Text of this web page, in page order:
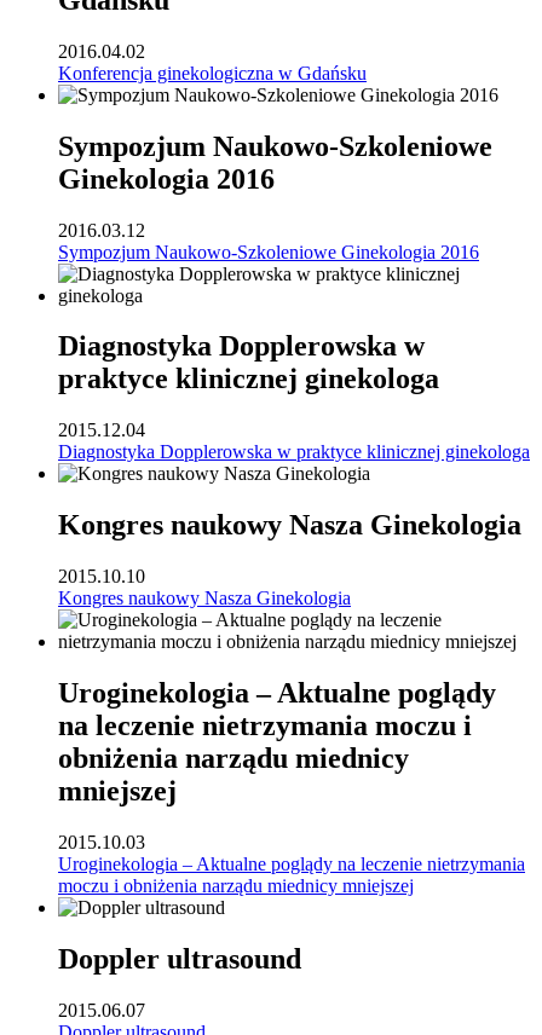
2016.04.02
Konferencja ginekologiczna w Gdańsku
Sympozjum Naukowo-Szkoleniowe
Ginekologia 2016
2016.03.12
Sympozjum Naukowo-Szkoleniowe Ginekologia 2016
Diagnostyka Dopplerowska w
praktyce klinicznej ginekologa
2015.12.04
Diagnostyka Dopplerowska w praktyce klinicznej ginekologa
Kongres naukowy Nasza Ginekologia
2015.10.10
Kongres naukowy Nasza Ginekologia
Uroginekologia – Aktualne poglądy
na leczenie nietrzymania moczu i
obniżenia narządu miednicy
mniejszej
2015.10.03
Uroginekologia – Aktualne poglądy na leczenie nietrzymania
moczu i obniżenia narządu miednicy mniejszej
Doppler ultrasound
2015.06.07